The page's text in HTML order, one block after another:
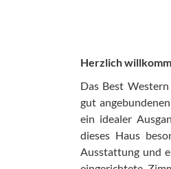
Herzlich
Das Best
gut
ein idealer
dieses Haus
Ausstattung und